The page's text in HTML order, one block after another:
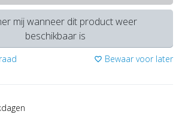
mij wanneer dit product weer
beschikbaar is
favorite_border Bewaar voor later